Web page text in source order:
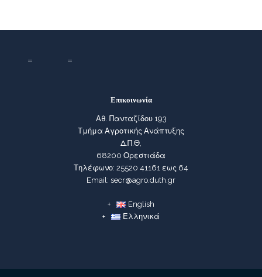
Επικοινωνία
Αθ. Πανταζίδου 193
Τμήμα Αγροτικής Ανάπτυξης
Δ.Π.Θ,
68200 Ορεστιάδα
Τηλέφωνο: 25520 41161 εως 64
Email: secr@agro.duth.gr
English
Ελληνικά